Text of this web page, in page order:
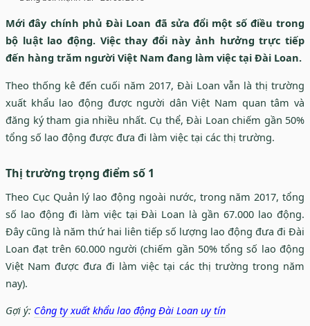
Mới đây chính phủ Đài Loan đã sửa đổi một số điều trong
bộ luật lao động. Việc thay đổi này ảnh hưởng trực tiếp
đến hàng trăm người Việt Nam đang làm việc tại Đài Loan.
Theo thống kê đến cuối năm 2017, Đài Loan vẫn là thị trường
xuất khẩu lao động được người dân Việt Nam quan tâm và
đăng ký tham gia nhiều nhất. Cụ thể, Đài Loan chiếm gần 50%
tổng số lao động được đưa đi làm việc tại các thị trường.
Thị trường trọng điểm số 1
Theo Cục Quản lý lao động ngoài nước, trong năm 2017, tổng
số lao động đi làm việc tại Đài Loan là gần 67.000 lao động.
Đây cũng là năm thứ hai liên tiếp số lượng lao động đưa đi Đài
Loan đạt trên 60.000 người (chiếm gần 50% tổng số lao động
Việt Nam được đưa đi làm việc tại các thị trường trong năm
nay).
Gợi ý: Công ty xuất khẩu lao động Đài Loan uy tín